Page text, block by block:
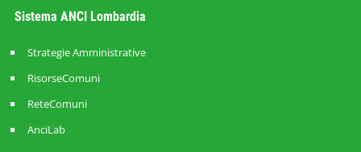
Sistema ANCI Lombardia
Strategie Amministrative
RisorseComuni
ReteComuni
AnciLab